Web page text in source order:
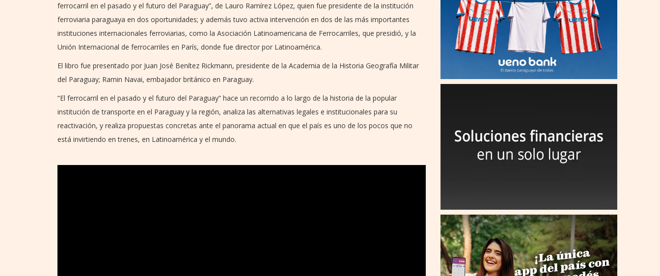
ferrocarril en el pasado y el futuro del Paraguay”, de Lauro Ramírez López, quien fue presidente de la institución
ferroviaria paraguaya en dos oportunidades; y además tuvo activa intervención en dos de las más importantes
instituciones internacionales ferroviarias, como la Asociación Latinoamericana de Ferrocarriles, que presidió, y la
Unión Internacional de ferrocarriles en París, donde fue director por Latinoamérica.
El libro fue presentado por Juan José Benítez Rickmann, presidente de la Academia de la Historia Geografía Militar
del Paraguay; Ramin Navai, embajador británico en Paraguay.
“El ferrocarril en el pasado y el futuro del Paraguay” hace un recorrido a lo largo de la historia de la popular
institución de transporte en el Paraguay y la región, analiza las alternativas legales e institucionales para su
reactivación, y realiza propuestas concretas ante el panorama actual en que el país es uno de los pocos que no
está invirtiendo en trenes, en Latinoamérica y el mundo.